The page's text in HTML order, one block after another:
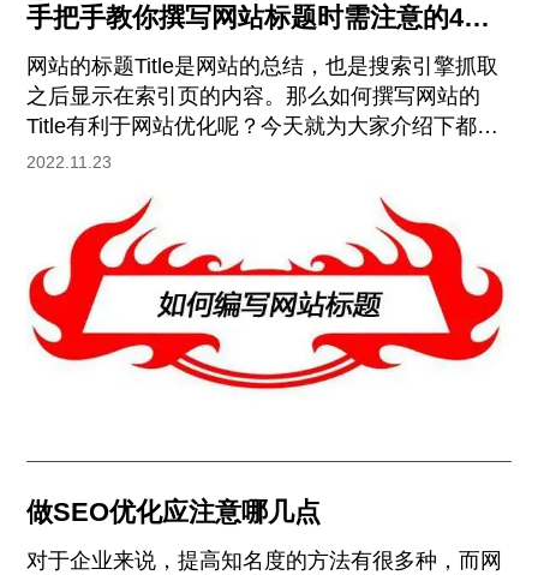
手把手教你撰写网站标题时需注意的4个
方面
网站的标题Title是网站的总结，也是搜索引擎抓取
之后显示在索引页的内容。那么如何撰写网站的
Title有利于网站优化呢？今天就为大家介绍下都有
哪些。 1.网站标题应简洁明了 标题不能太长，大约
键词和业务关键词的组合，有的网站标题表达的内
容太多，不仅不利于网站优化，对于网站的关键词
排名也是十分不利的事情。所以最好网站的标题要
简洁明了，使用户和搜索引擎能最快理解网站的内
容。
2022.11.23
做SEO优化应注意哪几点
对于企业来说，提高知名度的方法有很多种，而网